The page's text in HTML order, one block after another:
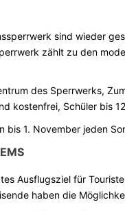
sind wieder
zählt zu den
des Sperrwerks,
kostenfrei, Schüler bis
bis 1. November jeden
Ausflugsziel für
haben die